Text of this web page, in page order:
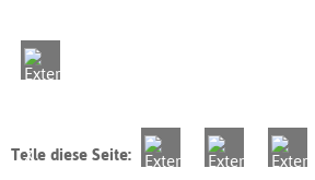
Teile diese Seite: